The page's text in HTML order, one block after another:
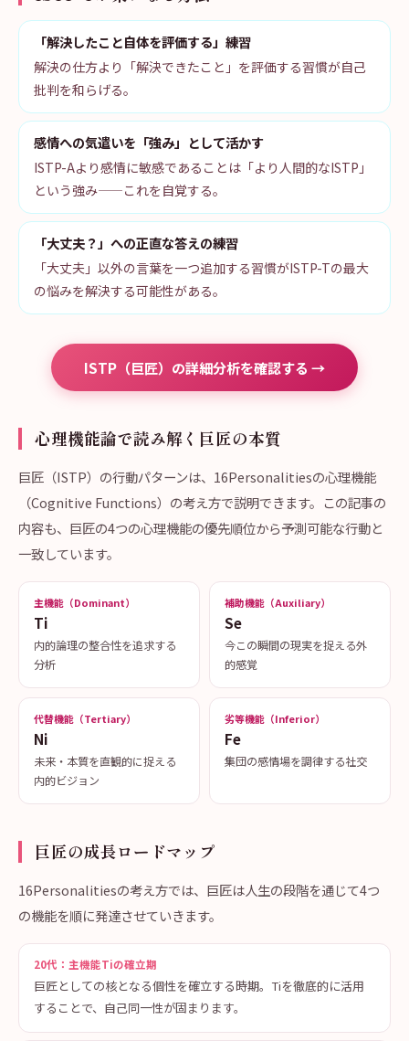
「解決したこと自体を評価する」練習
解決の仕方より「解決できたこと」を評価する習慣が自己
批判を和らげる。
感情への気遣いを「強み」として活かす
ISTP-Aより感情に敏感であることは「より人間的なISTP」
という強み——これを自覚する。
「大丈夫？」への正直な答えの練習
「大丈夫」以外の言葉を一つ追加する習慣がISTP-Tの最大
の悩みを解決する可能性がある。
ISTP（巨匠）の詳細分析を確認する →
心理機能論で読み解く巨匠の本質
巨匠（ISTP）の行動パターンは、16Personalitiesの心理機能
（Cognitive Functions）の考え方で説明できます。この記事の
内容も、巨匠の4つの心理機能の優先順位から予測可能な行動と
一致しています。
主機能（Dominant）
Ti
内的論理の整合性を追求する
分析
補助機能（Auxiliary）
Se
今この瞬間の現実を捉える外
的感覚
代替機能（Tertiary）
Ni
未来・本質を直観的に捉える
内的ビジョン
劣等機能（Inferior）
Fe
集団の感情場を調律する社交
巨匠の成長ロードマップ
16Personalitiesの考え方では、巨匠は人生の段階を通じて4つ
の機能を順に発達させていきます。
20代：主機能Tiの確立期
巨匠としての核となる個性を確立する時期。Tiを徹底的に活用
することで、自己同一性が固まります。